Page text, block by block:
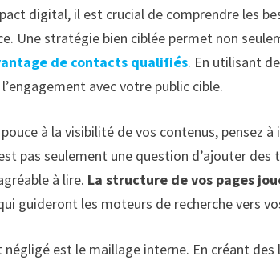
digital, il est crucial de comprendre les
Une stratégie bien ciblée permet non
de contacts qualifiés. En utilisant
avec votre public cible.
à la visibilité de vos contenus, pensez
pas seulement une question d’ajouter
à lire. La structure de vos pages
guideront les moteurs de recherche vers
est le maillage interne. En créant